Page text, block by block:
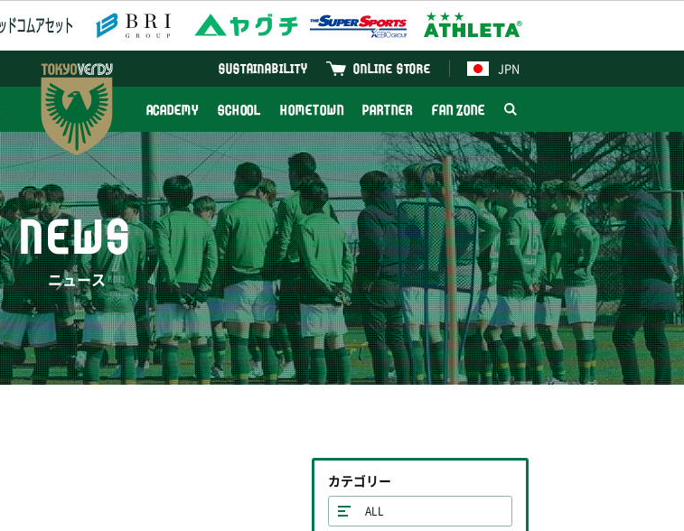
JPN
ONLINE STORE
SUSTAINABILITY
ACADEMY SCHOOL HOMETOWN PARTNER FAN ZONE
NEWS
ニュース
カテゴリー
ALL